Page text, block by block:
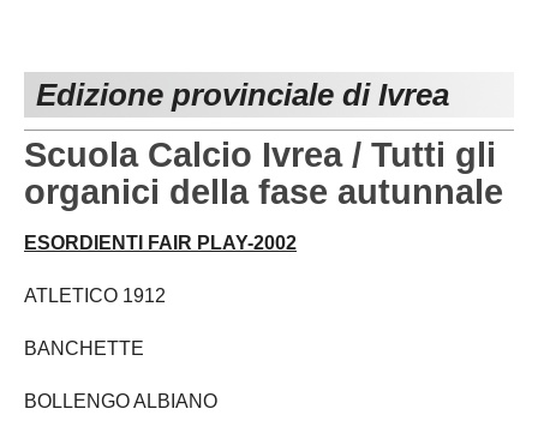
PINEROLO
CUNEO
ALESSANDRIA
APPROFONDIMENTO
NAZIONALI
NAZIONALI
REGIONALI
Edizione provinciale di Ivrea
Scuola Calcio Ivrea / Tutti gli
organici della fase autunnale
ESORDIENTI FAIR PLAY-2002
ATLETICO 1912
BANCHETTE
BOLLENGO ALBIANO